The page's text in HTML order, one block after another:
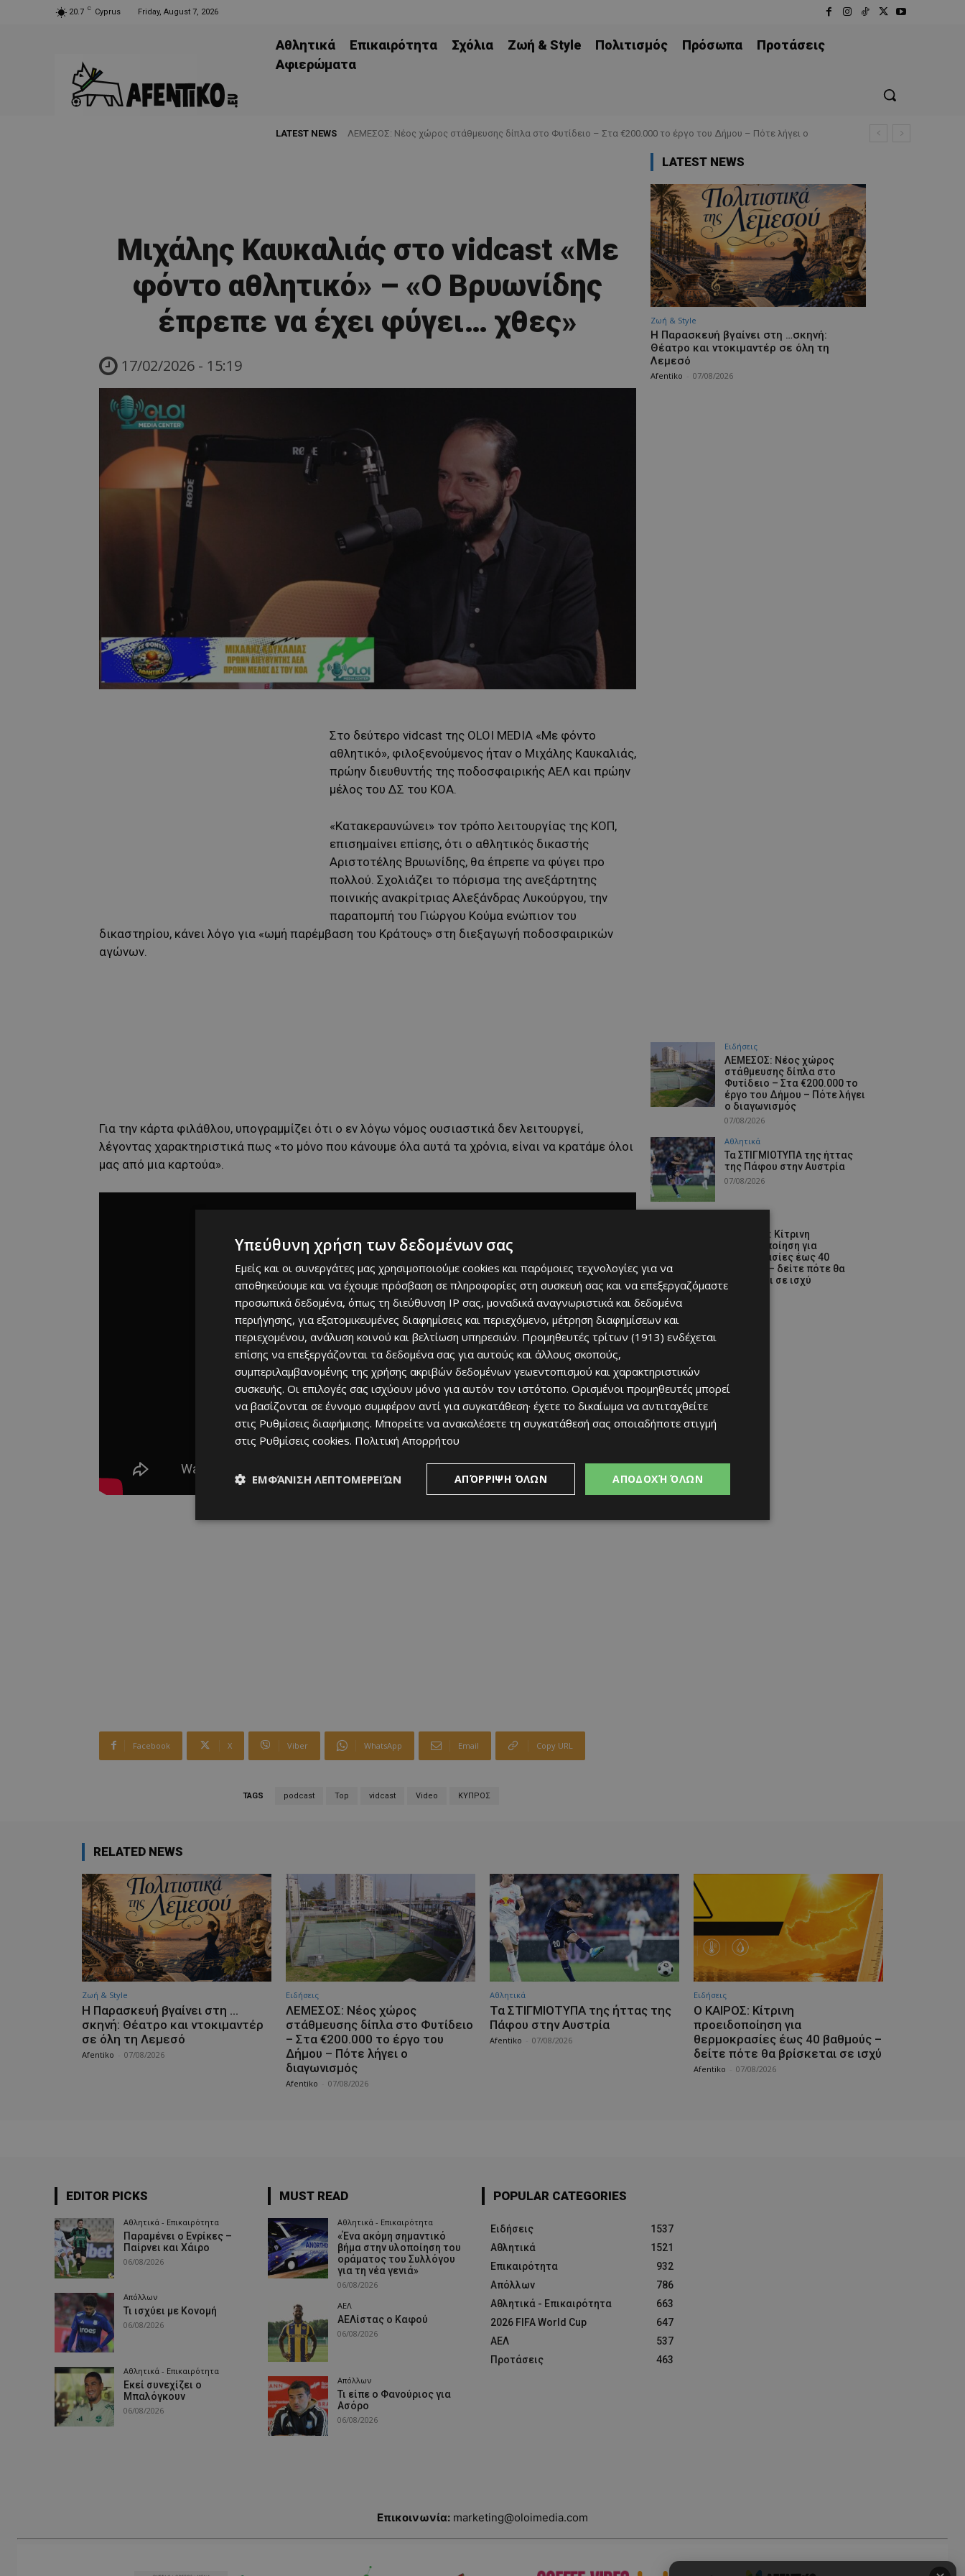
20.7 C Cyprus Friday, August 7, 2026
Αθλητικά Επικαιρότητα Σχόλια Ζωή & Style Πολιτισμός Πρόσωπα
Προτάσεις
Aφιερώματα
LATEST NEWSΛΕΜΕΣΟΣ: Νέος χώρος στάθμευσης δίπλα στο Φυτίδειο – Στα €200.000 το έργο του Δήμου – Πότε λήγει ο
Τα ΣΤΙΓΜΙΟΤΥΠΑ της ήττας της Πάφου στην Αυστρία
Μιχάλης Καυκαλιάς στο vidcast «Με
φόντο αθλητικό» – «Ο Bρυωνίδης
έπρεπε να έχει φύγει… χθες»
17/02/2026 - 15:19
Στο δεύτερο vidcast της OLOI MEDIA «Με φόντο
αθλητικό», φιλοξενούμενος ήταν ο Μιχάλης Καυκαλιάς,
πρώην διευθυντής της ποδοσφαιρικής ΑΕΛ και πρώην
μέλος του ΔΣ του ΚΟΑ.
«Κατακεραυνώνει» τον τρόπο λειτουργίας της ΚΟΠ,
επισημαίνει επίσης, ότι ο αθλητικός δικαστής
Αριστοτέλης Βρυωνίδης, θα έπρεπε να φύγει προ
πολλού. Σχολιάζει το πόρισμα της ανεξάρτητης
ποινικής ανακρίτριας Αλεξάνδρας Λυκούργου, την
παραπομπή του Γιώργου Κούμα ενώπιον του
δικαστηρίου, κάνει λόγο για «ωμή παρέμβαση του Κράτους» στη διεξαγωγή ποδοσφαιρικών
αγώνων.
Για την κάρτα φιλάθλου, υπογραμμίζει ότι ο εν λόγω νόμος ουσιαστικά δεν λειτουργεί,
λέγοντας χαρακτηριστικά πως «το μόνο που κάνουμε όλα αυτά τα χρόνια, είναι να κρατάμε όλοι
μας από μια καρτούα».
Facebook X Viber WhatsApp Email Copy URL
TAGS podcast Top vidcast Video ΚΥΠΡΟΣ
LATEST NEWS
Ζωή & Style
Η Παρασκευή βγαίνει στη …σκηνή:
Θέατρο και ντοκιμαντέρ σε όλη τη
Λεμεσό
Afentiko 07/08/2026
Ειδήσεις
ΛΕΜΕΣΟΣ: Νέος χώρος
στάθμευσης δίπλα στο
Φυτίδειο – Στα €200.000 το
έργο του Δήμου – Πότε λήγει
ο διαγωνισμός
07/08/2026
Αθλητικά
Τα ΣΤΙΓΜΙΟΤΥΠΑ της ήττας
της Πάφου στην Αυστρία
07/08/2026
Ο ΚΑΙΡΟΣ: Κίτρινη
προειδοποίηση για
θερμοκρασίες έως 40
βαθμούς – δείτε πότε θα
βρίσκεται σε ισχύ
RELATED NEWS
Ζωή & Style
Η Παρασκευή βγαίνει στη …
σκηνή: Θέατρο και ντοκιμαντέρ
σε όλη τη Λεμεσό
Afentiko 07/08/2026
Ειδήσεις
ΛΕΜΕΣΟΣ: Νέος χώρος
στάθμευσης δίπλα στο Φυτίδειο
– Στα €200.000 το έργο του
Δήμου – Πότε λήγει ο
διαγωνισμός
Afentiko 07/08/2026
Αθλητικά
Τα ΣΤΙΓΜΙΟΤΥΠΑ της ήττας της
Πάφου στην Αυστρία
Afentiko 07/08/2026
Ειδήσεις
Ο ΚΑΙΡΟΣ: Κίτρινη
προειδοποίηση για
θερμοκρασίες έως 40 βαθμούς –
δείτε πότε θα βρίσκεται σε ισχύ
Afentiko 07/08/2026
EDITOR PICKS
Αθλητικά - Επικαιρότητα
Παραμένει ο Ενρίκες –
Παίρνει και Χάιρο
06/08/2026
Απόλλων
Τι ισχύει με Κονομή
06/08/2026
Αθλητικά - Επικαιρότητα
Εκεί συνεχίζει ο
Μπαλόγκουν
06/08/2026
MUST READ
Αθλητικά - Επικαιρότητα
«Ένα ακόμη σημαντικό
βήμα στην υλοποίηση του
οράματος του Συλλόγου
για τη νέα γενιά»
06/08/2026
ΑΕΛ
ΑΕΛίστας ο Καφού
06/08/2026
Απόλλων
Τι είπε ο Φανούριος για
Ασόρο
06/08/2026
POPULAR CATEGORIES
Ειδήσεις
1537
Αθλητικά
1521
Επικαιρότητα
932
Απόλλων
786
Αθλητικά - Επικαιρότητα
663
2026 FIFA World Cup
647
ΑΕΛ
537
Προτάσεις
463
Επικοινωνία: marketing@oloimedia.com
Υπεύθυνη χρήση των δεδομένων σας
Εμείς και οι συνεργάτες μας χρησιμοποιούμε cookies και παρόμοιες τεχνολογίες για να
αποθηκεύουμε και να έχουμε πρόσβαση σε πληροφορίες στη συσκευή σας και να επεξεργαζόμαστε
προσωπικά δεδομένα, όπως τη διεύθυνση IP σας, μοναδικά αναγνωριστικά και δεδομένα
περιήγησης, για εξατομικευμένες διαφημίσεις και περιεχόμενο, μέτρηση διαφημίσεων και
περιεχομένου, ανάλυση κοινού και βελτίωση υπηρεσιών. Προμηθευτές τρίτων (1913) ενδέχεται
επίσης να επεξεργάζονται τα δεδομένα σας για αυτούς και άλλους σκοπούς,
συμπεριλαμβανομένης της χρήσης ακριβών δεδομένων γεωεντοπισμού και χαρακτηριστικών
συσκευής. Οι επιλογές σας ισχύουν μόνο για αυτόν τον ιστότοπο. Ορισμένοι προμηθευτές μπορεί
να βασίζονται σε έννομο συμφέρον αντί για συγκατάθεση· έχετε το δικαίωμα να αντιταχθείτε
στις Ρυθμίσεις διαφήμισης. Μπορείτε να ανακαλέσετε τη συγκατάθεσή σας οποιαδήποτε στιγμή
στις Ρυθμίσεις cookies. Πολιτική Απορρήτου
ΑΠΟΔΟΧΉ ΌΛΩΝ
ΑΠΌΡΡΙΨΗ ΌΛΩΝ
ΕΜΦΆΝΙΣΗ ΛΕΠΤΟΜΕΡΕΙΏΝ